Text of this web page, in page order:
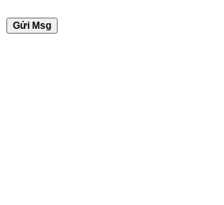
Gửi Msg